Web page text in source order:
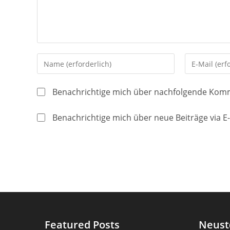
Gib
deinen
Namen
Benutzernamen
Gib
deine
Mail-
Adresse
Benachrichtige mich über nachfolgende
Benachrichtige mich über neue Beiträge via
Featured Posts